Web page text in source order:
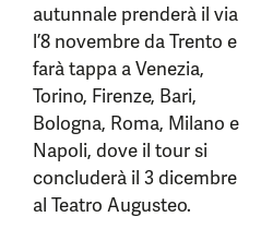
autunnale prenderà il via
l’8 novembre da Trento e
farà tappa a Venezia,
Torino, Firenze, Bari,
Bologna, Roma, Milano e
Napoli, dove il tour si
concluderà il 3 dicembre
al Teatro Augusteo.